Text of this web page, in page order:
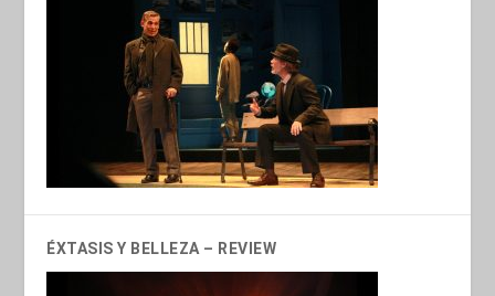
ÉXTASIS Y BELLEZA – REVIEW